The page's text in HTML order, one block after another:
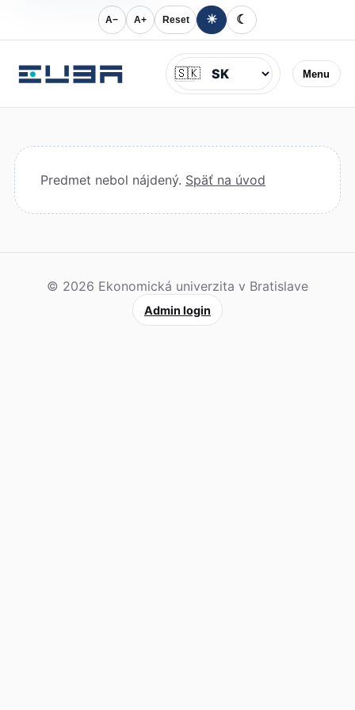
A− A+ Reset ☀ ☾
Menu
Jazyk
🇸🇰
Predmet nebol nájdený. Späť na úvod
© 2026 Ekonomická univerzita v Bratislave
Admin login